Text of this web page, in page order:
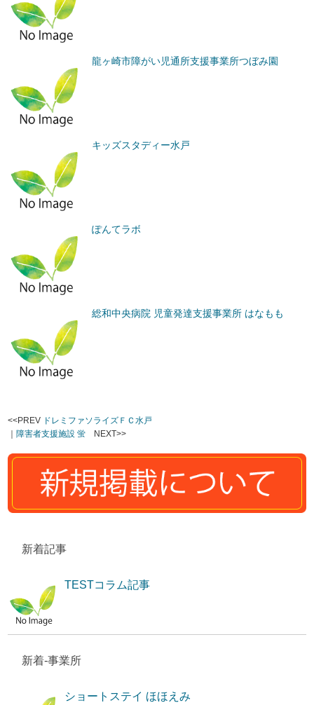
龍ヶ崎市障がい児通所支援事業所つぼみ園
キッズスタディー水戸
ぽんてラボ
総和中央病院 児童発達支援事業所 はなもも
<<PREV ドレミファソライズＦＣ水戸
｜障害者支援施設 蛍 NEXT>>
新着記事
TESTコラム記事
新着-事業所
ショートステイ ほほえみ